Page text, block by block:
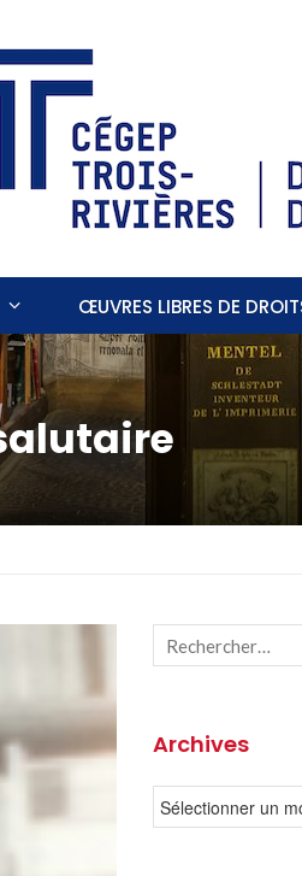
ŒUVRES LIBRES DE
Archives